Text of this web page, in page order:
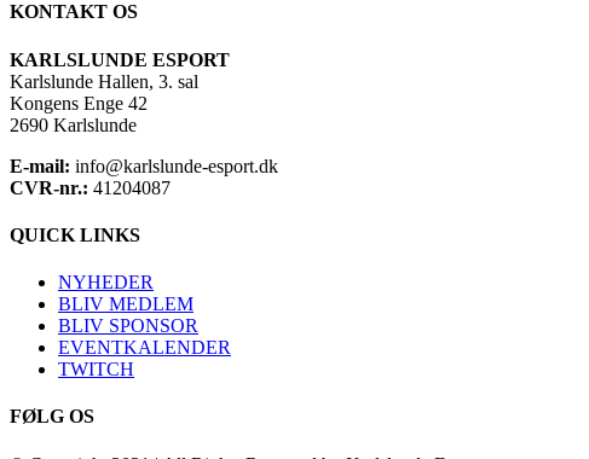
KONTAKT OS
KARLSLUNDE ESPORT
Karlslunde Hallen, 3. sal
Kongens Enge 42
2690 Karlslunde
E-mail: info@karlslunde-esport.dk
CVR-nr.: 41204087
QUICK LINKS
NYHEDER
BLIV MEDLEM
BLIV SPONSOR
EVENTKALENDER
TWITCH
FØLG OS